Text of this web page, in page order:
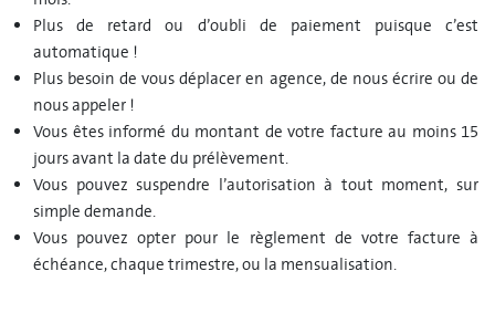
Plus de retard ou d’oubli de paiement puisque c’est
automatique !
Plus besoin de vous déplacer en agence, de nous écrire ou de
nous appeler !
Vous êtes informé du montant de votre facture au moins 15
jours avant la date du prélèvement.
Vous pouvez suspendre l’autorisation à tout moment, sur
simple demande.
Vous pouvez opter pour le règlement de votre facture à
échéance, chaque trimestre, ou la mensualisation.